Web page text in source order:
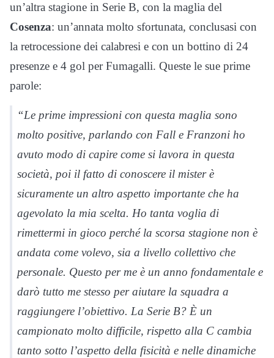
un’altra stagione in Serie B, con la maglia del
Cosenza: un’annata molto sfortunata, conclusasi con
la retrocessione dei calabresi e con un bottino di 24
presenze e 4 gol per Fumagalli. Queste le sue prime
parole:
“Le prime impressioni con questa maglia sono
molto positive, parlando con Fall e Franzoni ho
avuto modo di capire come si lavora in questa
società, poi il fatto di conoscere il mister è
sicuramente un altro aspetto importante che ha
agevolato la mia scelta. Ho tanta voglia di
rimettermi in gioco perché la scorsa stagione non è
andata come volevo, sia a livello collettivo che
personale. Questo per me è un anno fondamentale e
darò tutto me stesso per aiutare la squadra a
raggiungere l’obiettivo. La Serie B? È un
campionato molto difficile, rispetto alla C cambia
tanto sotto l’aspetto della fisicità e nelle dinamiche